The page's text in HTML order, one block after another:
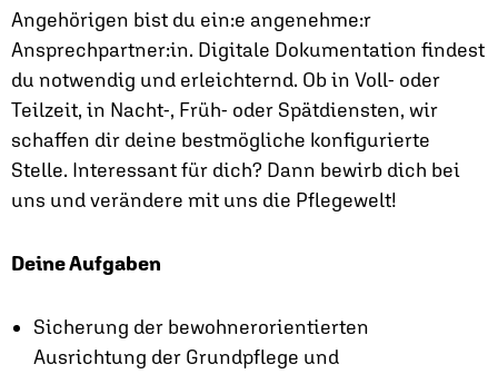
Angehörigen bist du ein:e angenehme:r
Ansprechpartner:in. Digitale Dokumentation findest
du notwendig und erleichternd. Ob in Voll- oder
Teilzeit, in Nacht-, Früh- oder Spätdiensten, wir
schaffen dir deine bestmögliche konfigurierte
Stelle. Interessant für dich? Dann bewirb dich bei
uns und verändere mit uns die Pflegewelt!
Deine Aufgaben
Sicherung der bewohnerorientierten
Ausrichtung der Grundpflege und